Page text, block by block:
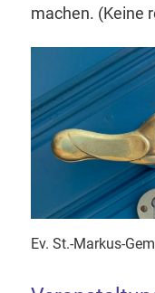
machen. (Keine
Ev. St.-Markus-